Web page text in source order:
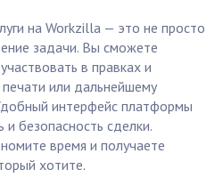
на Workzilla — это не просто
задачи. Вы сможете
в правках и
или дальнейшему
интерфейс платформы
и безопасность сделки.
время и получаете
хотите.